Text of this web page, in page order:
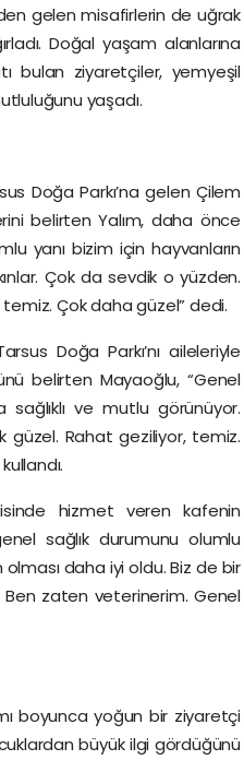
gelen misafirlerin de uğrak
Doğal yaşam alanlarına
bulan ziyaretçiler, yemyeşil
yaşadı.
Doğa Parkı’na gelen Çilem
belirten Yalım, daha önce
yanı bizim için hayvanların
Çok da sevdik o yüzden.
Çok daha güzel” dedi.
Doğa Parkı’nı aileleriyle
belirten Mayaoğlu, “Genel
ve mutlu görünüyor.
Rahat geziliyor, temiz.
hizmet veren kafenin
sağlık durumunu olumlu
daha iyi oldu. Biz de bir
Ben zaten veterinerim. Genel
boyunca yoğun bir ziyaretçi
büyük ilgi gördüğünü